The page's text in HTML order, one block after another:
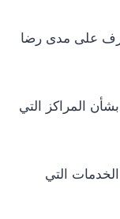
على مدى رضا
المراكز التي
التي